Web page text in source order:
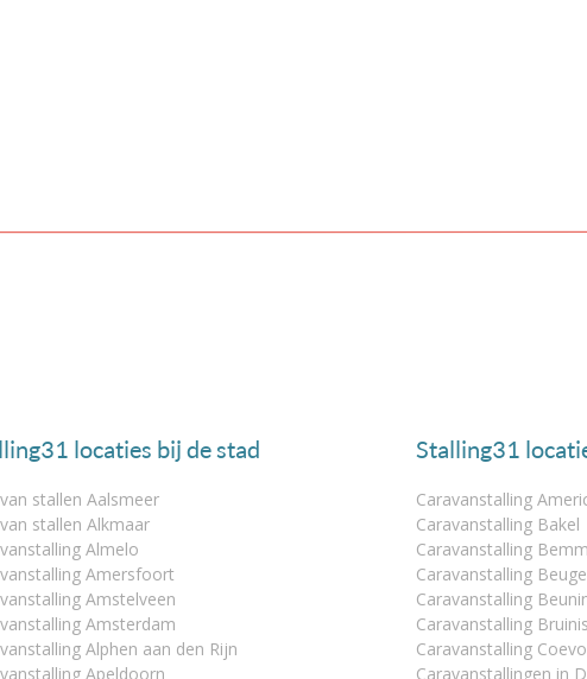
locaties bij de stad
stallen Aalsmeer
stallen Alkmaar
Almelo
Amersfoort
Amstelveen
Amsterdam
Alphen aan den Rijn
Apeldoorn
Stalling31
Caravanstalling
Caravanstalling Bakel
Caravanstalling
Caravanstalling
Caravanstalling
Caravanstalling
Caravanstalling
Caravanstallingen in